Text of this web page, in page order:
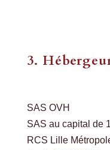
3.
SAS OVH
SAS au capital de
RCS Lille